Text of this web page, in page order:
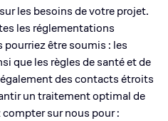
les besoins de votre projet.
les réglementations
être soumis : les
que les règles de santé et de
des contacts étroits
un traitement optimal de
sur nous pour :